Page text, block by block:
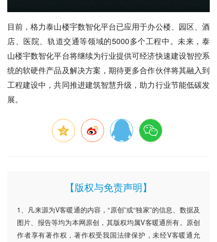
目前，格力泰山楼宇数智化平台已应用于办公楼、园区、酒
店、医院、轨道交通等领域的5000多个工程中。未来，泰
山楼宇数智化平台将继续为行业提供可经济快速建设智控系
统的软硬件产品及解决方案，期待更多合作伙伴将其融入到
工程建设中，共同推进建筑智慧升级，助力行业节能低碳发
展。
【版权与免责声明】
1、凡来源为V客暖通的内容，“原创”或“独家”的信息、数据及
图片、报告等均为本网原创，其版权均属V客暖通所有。原创
作者享有著作权，著作权受我国法律保护，未经V客暖通允